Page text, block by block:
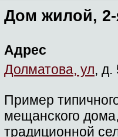
Дом жилой, 2-
Адрес
Долматова, ул, д.
Пример
мещанского
традиционной